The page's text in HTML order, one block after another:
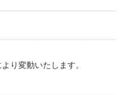
り変動いたします。